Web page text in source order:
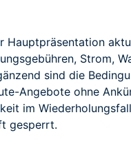
Hauptpräsentation
Strom,
sind die
Angebote ohne
im
gesperrt.